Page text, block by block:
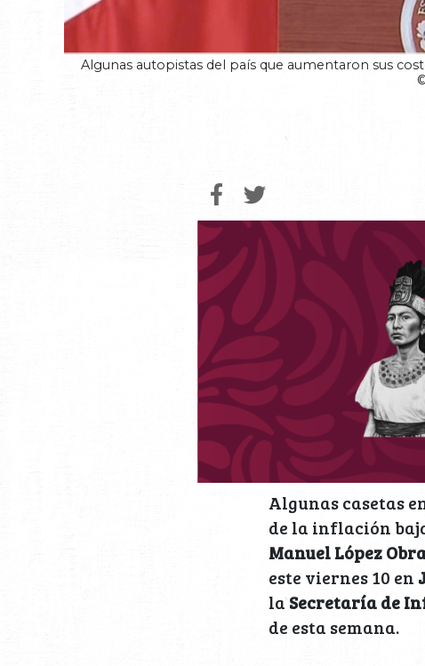
Algunas autopistas del país que aumentaron sus
Algunas casetas
de la inflación
Manuel López
este viernes 10 en
laSecretaría de
de esta semana.